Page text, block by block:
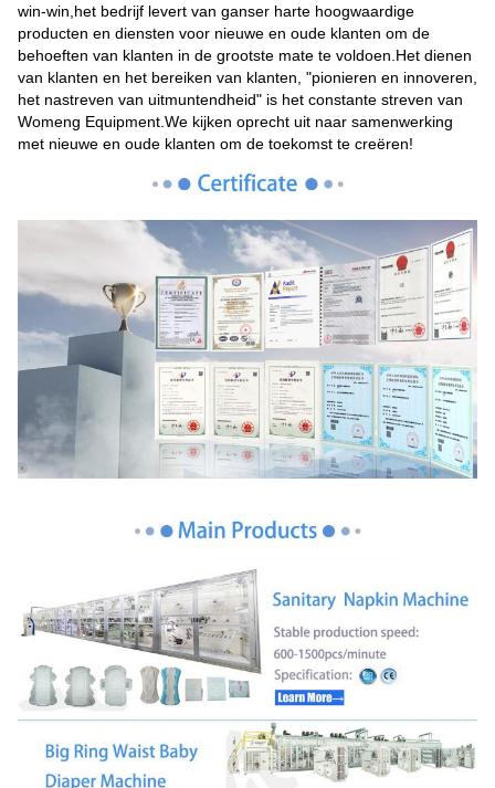
win-win,het bedrijf levert van ganser harte hoogwaardige
producten en diensten voor nieuwe en oude klanten om de
behoeften van klanten in de grootste mate te voldoen.Het dienen
van klanten en het bereiken van klanten, "pionieren en innoveren,
het nastreven van uitmuntendheid" is het constante streven van
Womeng Equipment.We kijken oprecht uit naar samenwerking
met nieuwe en oude klanten om de toekomst te creëren!